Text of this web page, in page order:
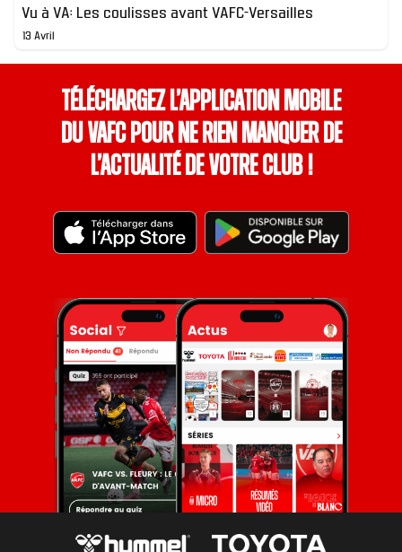
Vu à VA: Les coulisses avant VAFC-Versailles
13 Avril
Téléchargez l’application mobile
du VAFC pour ne rien manquer de
l’actualité de votre club !